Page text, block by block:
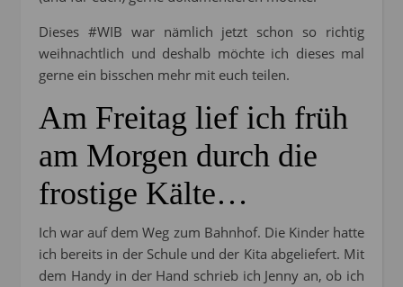
Dieses #WIB war nämlich jetzt schon so richtig
weihnachtlich und deshalb möchte ich dieses mal
gerne ein bisschen mehr mit euch teilen.
Am Freitag lief ich früh
am Morgen durch die
frostige Kälte…
Ich war auf dem Weg zum Bahnhof. Die Kinder hatte
ich bereits in der Schule und der Kita abgeliefert. Mit
dem Handy in der Hand schrieb ich Jenny an, ob ich